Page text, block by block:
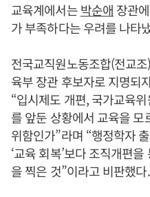
교육계에서는박순애 장관
가 부족하다는 우려를 나타
전국교직원노동조합(전교
육부 장관 후보자로 지명되
“입시제도 개편, 국가교육
를 앞둔 상황에서 교육을
위함인가”라며 “행정학자
‘교육 회복’보다 조직개편을
을 찍은 것”이라고 비판했다.